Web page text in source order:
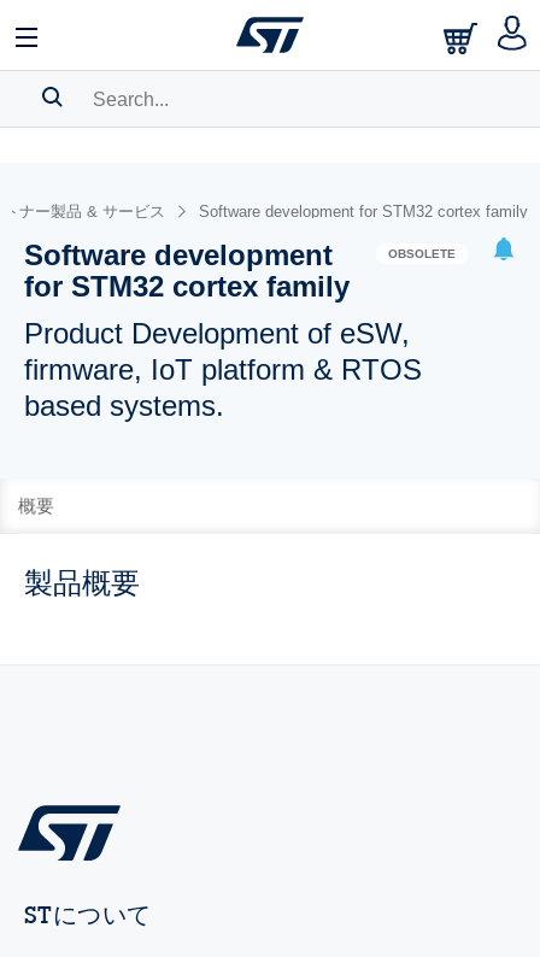
BOOKMARK
Pleaselog into show your saved searches.
ナー製品 & サービス Software development for STM32 cortex family
Software development
for STM32 cortex family
OBSOLETE
Product Development of eSW,
firmware, IoT platform & RTOS
based systems.
概要
製品概要
STについて